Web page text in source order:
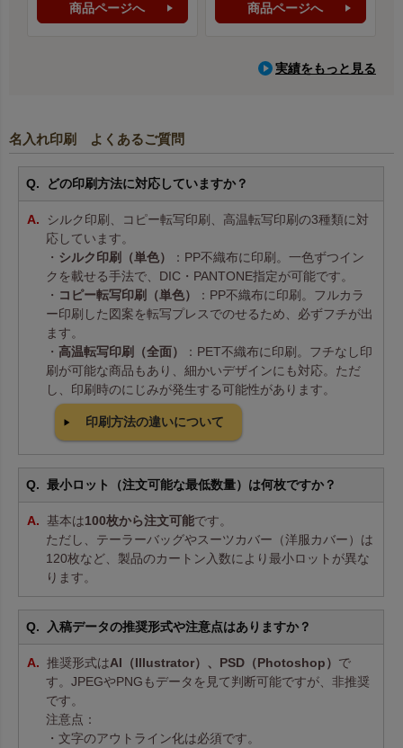
商品ページへ 商品ページへ
実績をもっと見る
名入れ印刷 よくあるご質問
どの印刷方法に対応していますか？
シルク印刷、コピー転写印刷、高温転写印刷の3種類に対
応しています。
・ シルク印刷（単色）
：PP不織布に印刷。一色ずつイン
クを載せる手法で、DIC・PANTONE指定が可能です。
・ コピー転写印刷（単色）
：PP不織布に印刷。フルカラ
ー印刷した図案を転写プレスでのせるため、必ずフチが出
ます。
・ 高温転写印刷（全面）
：PET不織布に印刷。フチなし印
刷が可能な商品もあり、細かいデザインにも対応。ただ
し、印刷時のにじみが発生する可能性があります。
印刷方法の違いについて
最小ロット（注文可能な最低数量）は何枚ですか？
基本は100枚から注文可能です。
ただし、テーラーバッグやスーツカバー（洋服カバー）は
120枚など、製品のカートン入数により最小ロットが異な
ります。
入稿データの推奨形式や注意点はありますか？
推奨形式はAI（Illustrator）、PSD（Photoshop） で
す。JPEGやPNGもデータを見て判断可能ですが、非推奨
です。
注意点：
・文字のアウトライン化は必須です。